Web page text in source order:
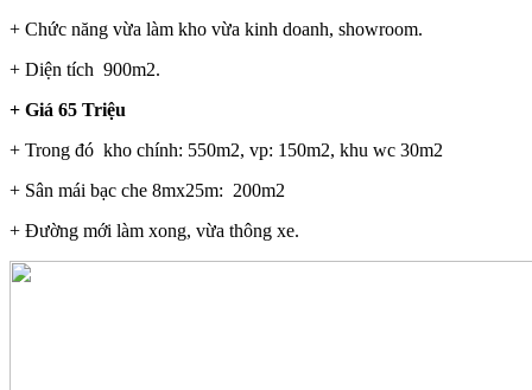
+ Chức năng vừa làm kho vừa kinh doanh, showroom.
+ Diện tích 900m2.
+ Giá 65 Triệu
+ Trong đó kho chính: 550m2, vp: 150m2, khu wc 30m2
+ Sân mái bạc che 8mx25m: 200m2
+ Đường mới làm xong, vừa thông xe.